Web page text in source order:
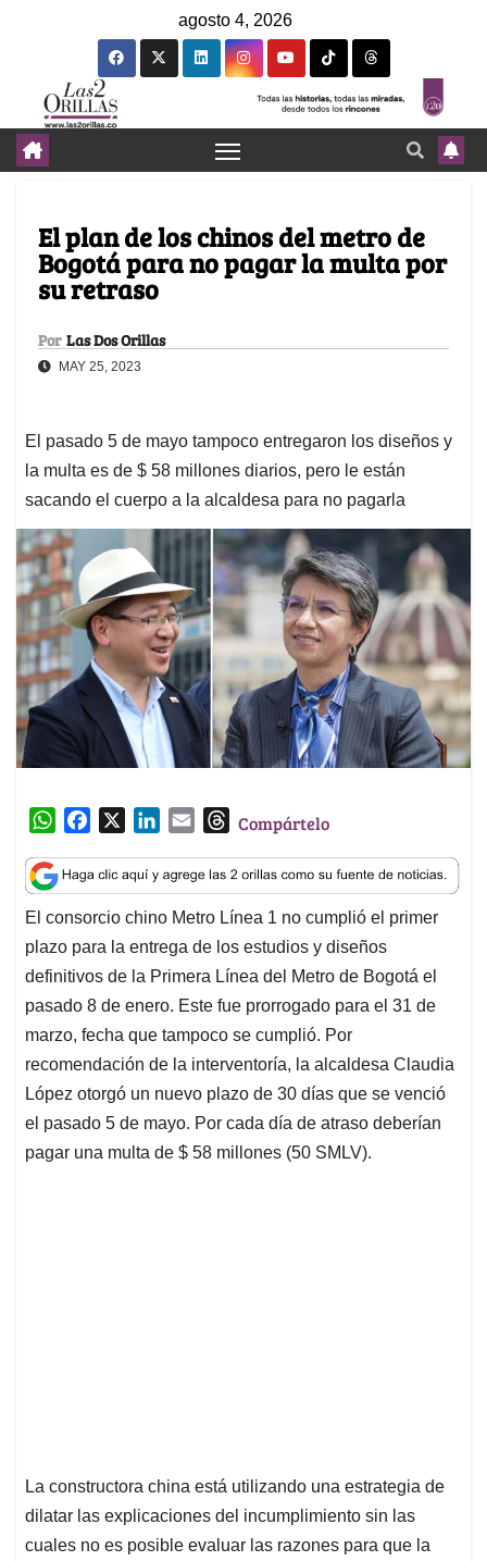
agosto 4, 2026
El plan de los chinos del metro de
Bogotá para no pagar la multa por
su retraso
Por Las Dos Orillas
MAY 25, 2023
El pasado 5 de mayo tampoco entregaron los diseños y
la multa es de $ 58 millones diarios, pero le están
sacando el cuerpo a la alcaldesa para no pagarla
W
a
t
s
A
p
p
c
e
b
o
o
k
n
k
e
d
I
n
a
i
l
T
r
e
a
d
s
Compártelo
El consorcio chino Metro Línea 1 no cumplió el primer
plazo para la entrega de los estudios y diseños
definitivos de la Primera Línea del Metro de Bogotá el
pasado 8 de enero. Este fue prorrogado para el 31 de
marzo, fecha que tampoco se cumplió. Por
recomendación de la interventoría, la alcaldesa Claudia
López otorgó un nuevo plazo de 30 días que se venció
el pasado 5 de mayo. Por cada día de atraso deberían
pagar una multa de $ 58 millones (50 SMLV).
La constructora china está utilizando una estrategia de
dilatar las explicaciones del incumplimiento sin las
cuales no es posible evaluar las razones para que la